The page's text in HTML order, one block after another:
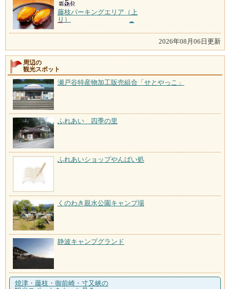
藤枝パーキングエリア（上
り）
2026年08月06日更新
周辺の
観光スポット
瀬戸谷特産物加工販売組合「せとやっこ」
ふれあい 四季の里
ふれあいショップやんばい処
くのわき親水公園キャンプ場
静波キャンプグランド
焼津・藤枝・御前崎・寸又峡の